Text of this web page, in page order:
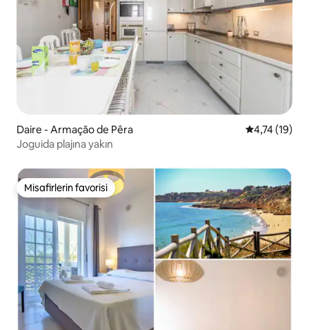
Daire - Armação de Pêra 5 üzerinden
4,74 (19)
Joguida plajına yakın
Misafirlerin favorisi
Misafirlerin favorisi